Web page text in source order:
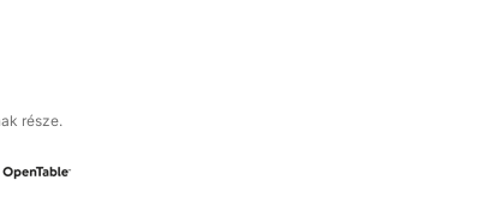
része.